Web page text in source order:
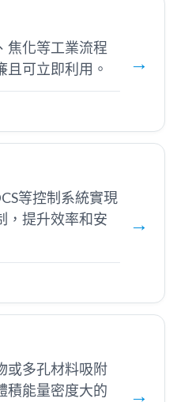
焦化等工業流程
且可立即利用。
等控制系統實現
，提升效率和安
或多孔材料吸附
積能量密度大的